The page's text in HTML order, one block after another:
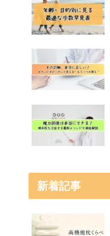
新着記事